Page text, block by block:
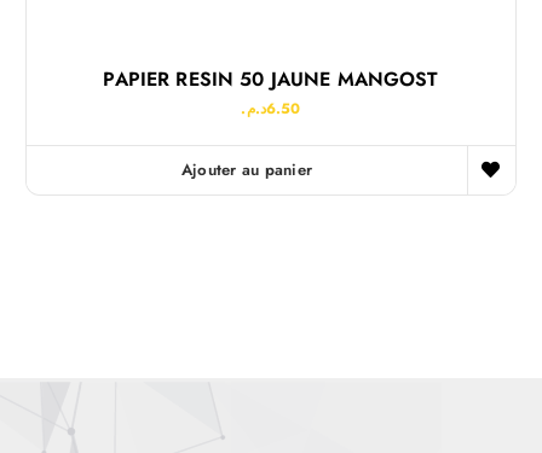
PAPIER RESIN 50 JAUNE MANGOST
6.50د.م.
Ajouter au panier